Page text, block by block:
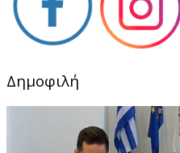
Δημοφιλή